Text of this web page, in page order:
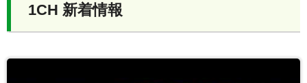
1CH 新着情報